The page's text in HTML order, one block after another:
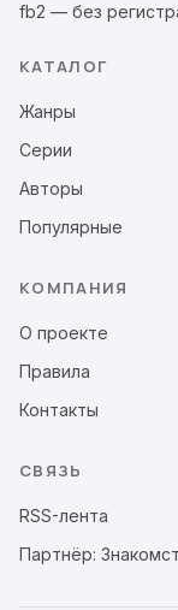
fb2 — без
КАТАЛОГ
Жанры
Серии
Авторы
Популярные
КОМПАНИЯ
О проекте
Правила
Контакты
СВЯЗЬ
RSS-лента
Партнёр: